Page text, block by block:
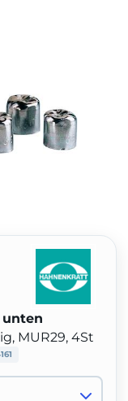
unten
MUR29, 4St